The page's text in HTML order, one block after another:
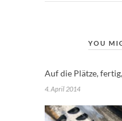
YOU
Auf die Plätze,
4. April 2014